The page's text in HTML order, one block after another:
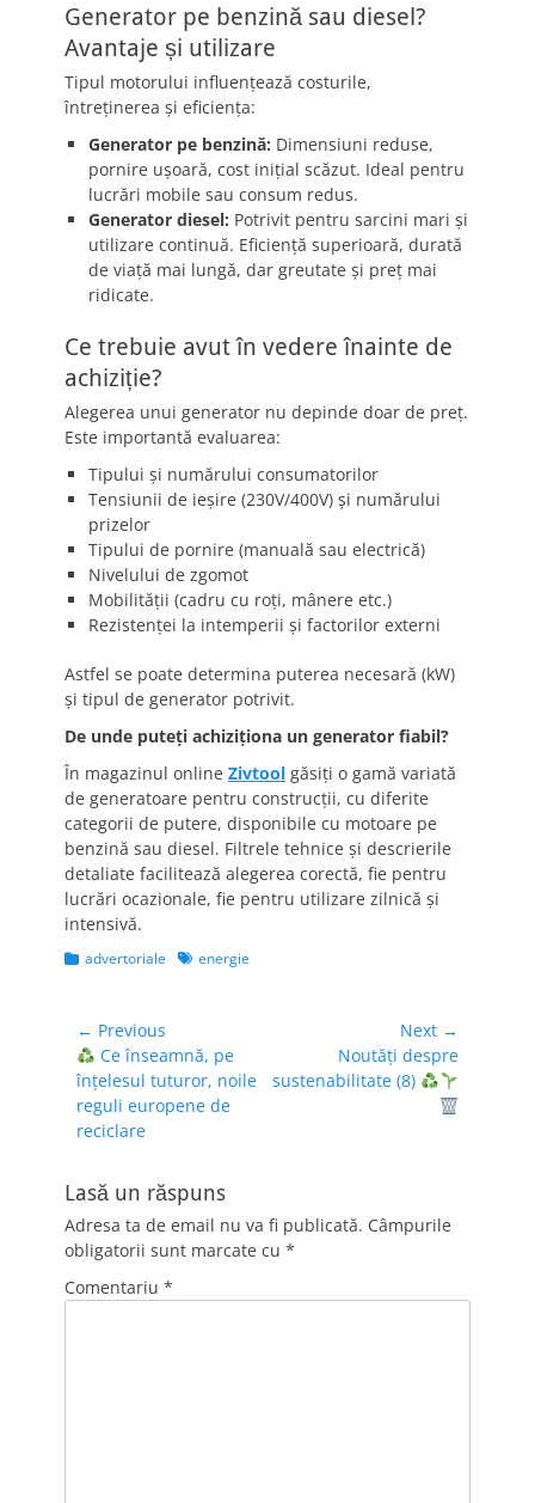
Generator pe benzină sau diesel?
Avantaje și utilizare
Tipul motorului influențează costurile,
întreținerea și eficiența:
Generator pe benzină: Dimensiuni reduse,
pornire ușoară, cost inițial scăzut. Ideal pentru
lucrări mobile sau consum redus.
Generator diesel: Potrivit pentru sarcini mari și
utilizare continuă. Eficiență superioară, durată
de viață mai lungă, dar greutate și preț mai
ridicate.
Ce trebuie avut în vedere înainte de
achiziție?
Alegerea unui generator nu depinde doar de preț.
Este importantă evaluarea:
Tipului și numărului consumatorilor
Tensiunii de ieșire (230V/400V) și numărului
prizelor
Tipului de pornire (manuală sau electrică)
Nivelului de zgomot
Mobilității (cadru cu roți, mânere etc.)
Rezistenței la intemperii și factorilor externi
Astfel se poate determina puterea necesară (kW)
și tipul de generator potrivit.
De unde puteți achiziționa un generator fiabil?
În magazinul online Zivtool găsiți o gamă variată
de generatoare pentru construcții, cu diferite
categorii de putere, disponibile cu motoare pe
benzină sau diesel. Filtrele tehnice și descrierile
detaliate facilitează alegerea corectă, fie pentru
lucrări ocazionale, fie pentru utilizare zilnică și
intensivă.
Categories
advertoriale Tagsenergie
Navigare
în
articole
← Previous
Previous
post:
Ce înseamnă, pe
înțelesul tuturor, noile
reguli europene de
reciclare
Next →
post:
Noutăți despre
sustenabilitate (8)
Lasă un răspuns
Adresa ta de email nu va fi publicată. Câmpurile
obligatorii sunt marcate cu *
Comentariu *